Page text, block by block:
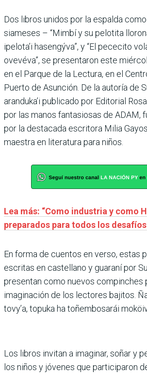
Dos libros unidos por la espalda
siameses – “Mimbí y su pelotita
ipelota’i hasengýva”, y “El pececito
ovevéva”, se presentaron este
en el Parque de la Lectura, en el
Puerto de Asunción. De la autoría de
aranduka’i publicado por Editorial
por las manos fantasiosas de ADAM,
por la destacada escritora Milia
maestra en literatura para niños.
Lea más: “Como industria y como
preparados para todos los desafíos
En forma de cuentos en verso, estas
escritas en castellano y guaraní por
presentan como nuevos compinches
imaginación de los lectores bajitos.
tovy’a, topuka ha toñembosarái
Los libros invitan a imaginar, soñar y
los niños y jóvenes que participaron